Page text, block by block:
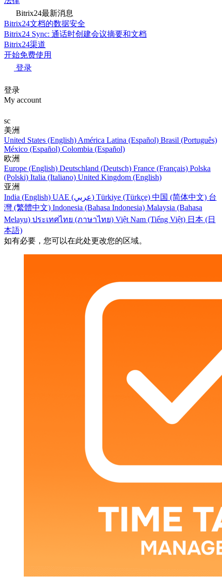
Bitrix24最新消息
Bitrix24文档的数据安全
Bitrix24 Sync: 通话时创建会议摘要和文档
Bitrix24渠道
开始免费使用
登录
登录
My account
sc
美洲
United States (English) América Latina (Español) Brasil (Português)
México (Español) Colombia (Español)
欧洲
Europe (English) Deutschland (Deutsch) France (Français) Polska
(Polski) Italia (Italiano) United Kingdom (English)
亚洲
India (English)
UAE (عربي) Türkiye (Türkçe) 中国 (简体中文) 台
灣 (繁體中文) Indonesia (Bahasa Indonesia) Malaysia (Bahasa
Melayu) ประเทศไทย (ภาษาไทย) Việt Nam (Tiếng Việt) 日本 (日
本語)
如有必要，您可以在此处更改您的区域。